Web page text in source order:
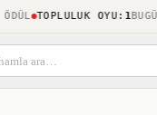
TOPLULUK OYU :1BUGÜN
ara…